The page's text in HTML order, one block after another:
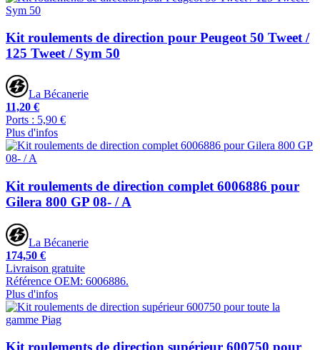
Kit roulements de direction pour Peugeot 50 Tweet /
125 Tweet / Sym 50
La Bécanerie
11,20 €
Ports : 5,90 €
Plus d'infos
Kit roulements de direction complet 6006886 pour
Gilera 800 GP 08- / A
La Bécanerie
174,50 €
Livraison gratuite
Référence OEM: 6006886.
Plus d'infos
Kit roulements de direction supérieur 600750 pour